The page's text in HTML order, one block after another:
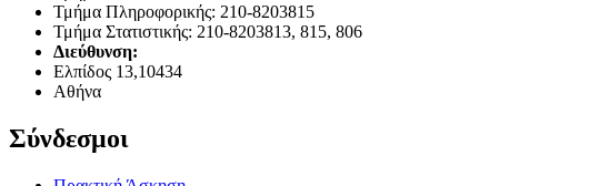
Τμήμα Πληροφορικής: 210-8203815
Τμήμα Στατιστικής: 210-8203813, 815, 806
Διεύθυνση:
Ελπίδος 13,10434
Αθήνα
Σύνδεσμοι